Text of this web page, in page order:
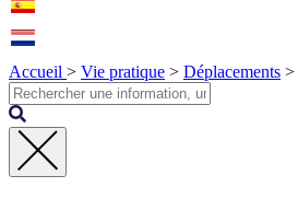
Accueil > Vie pratique > Déplacements >
Fermer